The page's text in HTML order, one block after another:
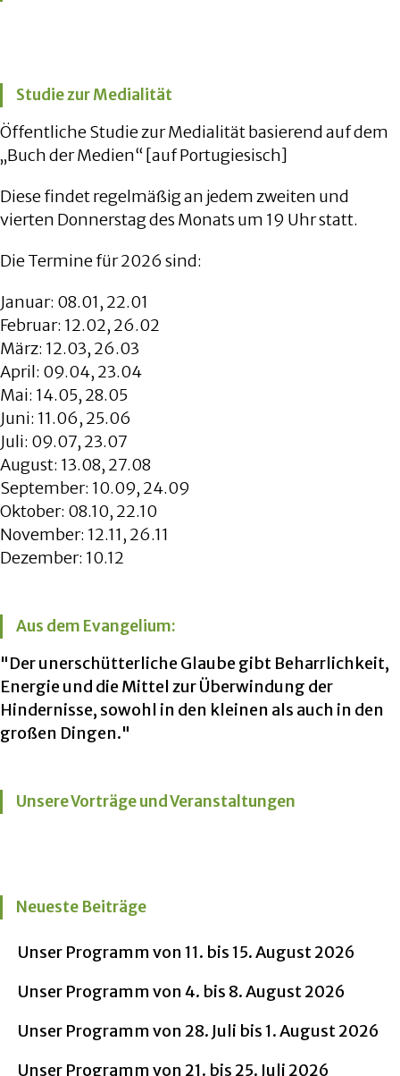
Studie zur Medialität
Öffentliche Studie zur Medialität basierend auf dem
„Buch der Medien“ [auf Portugiesisch]
Diese findet regelmäßig an jedem zweiten und
vierten Donnerstag des Monats um 19 Uhr statt.
Die Termine für 2026 sind:
Januar: 08.01, 22.01
Februar: 12.02, 26.02
März: 12.03, 26.03
April: 09.04, 23.04
Mai: 14.05, 28.05
Juni: 11.06, 25.06
Juli: 09.07, 23.07
August: 13.08, 27.08
September: 10.09, 24.09
Oktober: 08.10, 22.10
November: 12.11, 26.11
Dezember: 10.12
Aus dem Evangelium:
"Der unerschütterliche Glaube gibt Beharrlichkeit,
Energie und die Mittel zur Überwindung der
Hindernisse, sowohl in den kleinen als auch in den
großen Dingen."
Unsere Vorträge und Veranstaltungen
Neueste Beiträge
Unser Programm von 11. bis 15. August 2026
Unser Programm von 4. bis 8. August 2026
Unser Programm von 28. Juli bis 1. August 2026
Unser Programm von 21. bis 25. Juli 2026